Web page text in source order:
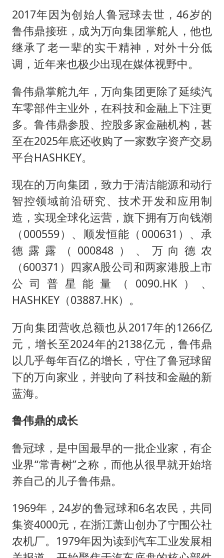
2017年因为创始人鲁冠球去世，46岁的
鲁伟鼎接班，成为万向集团掌舵人，他也
继承了老一辈的实干精神，对外十分低
调，近年来也极少出现在媒体视野中。
鲁伟鼎掌舵九年，万向集团更除了延续汽
车零部件主业外，在科技和金融上下注更
多。鲁伟鼎参股、控股多家金融机构，甚
至在2025年底还收购了一家数字资产交易
平台HASHKEY。
现在的万向集团，致力于清洁能源和动行
智控领域前沿研究、技术开发和应用制
造，实现全球化运营，旗下拥有万向钱潮
（000559）、顺发恒能（000631）、承
德露露（000848）、万向德农
（600371）四家A股公司和两家港股上市
公司普星能量（0090.HK）、
HASHKEY（03887.HK）。
万向集团营收总额也从2017年的1266亿
元，增长至2024年的2138亿元，鲁伟鼎
以几乎每年百亿的增长，守住了鲁冠球留
下的万向家业，并驶向了科技和金融的新
蓝海。
鲁伟鼎的成长
鲁冠球，是中国最早的一批企业家，有企
业界“常青树”之称，而他从很早就开始培
养自己的儿子鲁伟鼎。
1969年，24岁的鲁冠球和6名农民，共同
集资4000元，在浙江萧山创办了宁围公社
农机厂。1979年因为读到汽车工业发展相